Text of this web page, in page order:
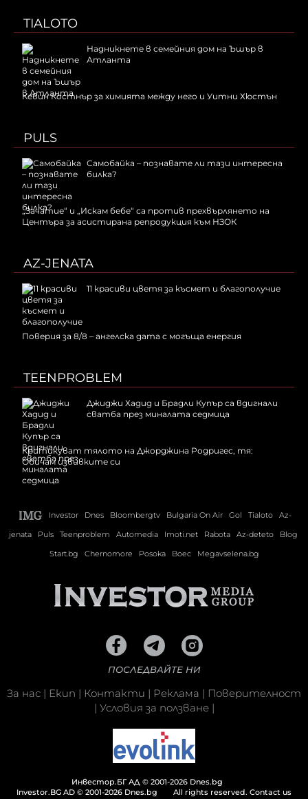
TIALOTO
Надникнете в семейния дом на Ъшър в
Атланта
Кевин Костнър за химията между него и Уитни Хюстън
PULS
Самобайка – познавате ли тази интересна
билка?
„Зачатие“ и „Искам бебе“ са против прехвърлянето на
Центъра за асистирана репродукция към НЗОК
AZ-JENATA
11 красиви цветя за късмет и благополучие
Поверия за 8/8 – ангелска дата с могъща енергия
TEENPROBLEM
Джиджи Хадид и Брадли Купър са вдигнали
сватба през миналата седмица
Критикуват тялото на Джорджина Родригес, тя:
Обичам извивките си
Investor Dnes Bloombergtv Bulgaria On Air Gol Tialoto
Az-
jenata
Puls Teenproblem Automedia Imoti.net Rabota Az-deteto
Blog
Start.bg
Chernomore Posoka Boec Megavselena.bg
ПОСЛЕДВАЙТЕ НИ
За нас | Екип | Контакти | Реклама | Поверителност
| Условия за ползване|
Инвестор.БГ АД © 2001-2026 Dnes.bg
Investor.BG AD © 2001-2026 Dnes.bg
All rights reserved. Contact us